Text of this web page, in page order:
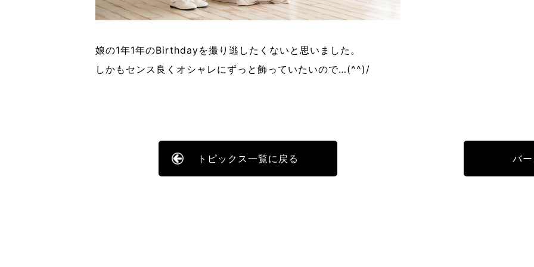
娘の1年1年のBirthdayを撮り逃したくないと思いました。
しかもセンス良くオシャレにずっと飾っていたいので…(^^)/
トピックス一覧に戻る バ